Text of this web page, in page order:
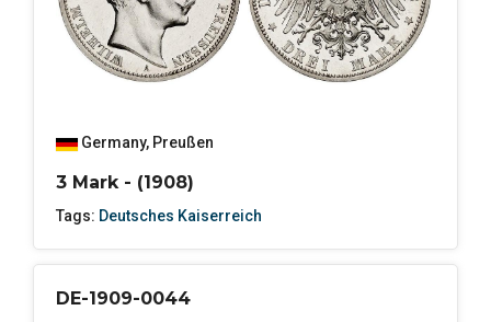
Germany, Preußen
3 Mark - (1908)
Tags: Deutsches Kaiserreich
DE-1909-0044